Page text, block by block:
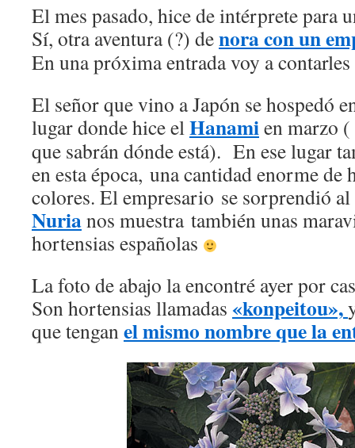
El mes pasado, hice de intérprete para
Sí, otra aventura (?) denora con un
En una próxima entrada voy a
El señor que vino a Japón se hospedó
lugar donde hice elHanamien marzo
que sabrán dónde está). En ese lugar
en esta época, una cantidad enorme de
colores. El empresario se sorprendió
Nurianos muestra también unas
hortensias españolas
La foto de abajo la encontré ayer por
Son hortensias llamadas «konpeitou»,
que tenganel mismo nombre que la